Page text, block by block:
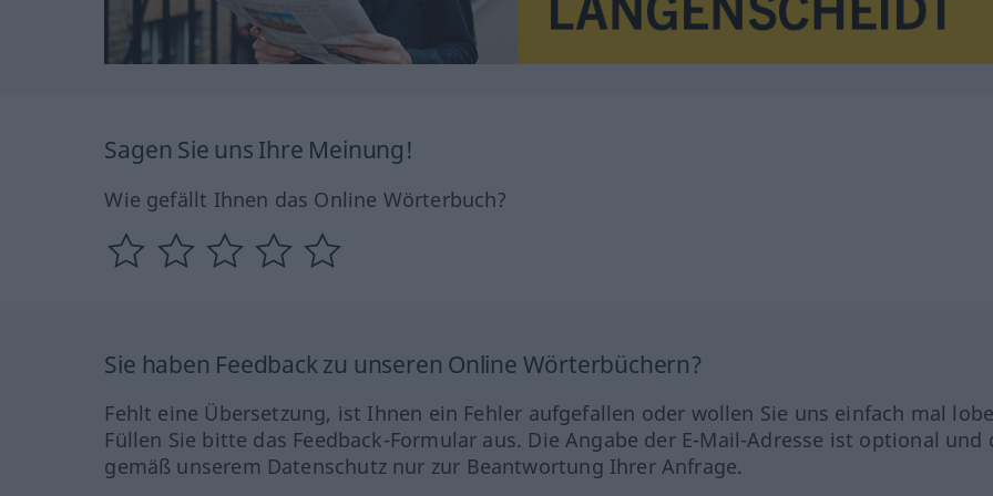
Sagen Sie uns Ihre Meinung!
Wie gefällt Ihnen das Online Wörterbuch?
Sie haben Feedback zu unseren Online Wörterbüchern?
Fehlt eine Übersetzung, ist Ihnen ein Fehler aufgefallen oder wollen Sie uns einfach mal
Füllen Sie bitte das Feedback-Formular aus. Die Angabe der E-Mail-Adresse ist optional und
gemäß unserem Datenschutz nur zur Beantwortung Ihrer Anfrage.